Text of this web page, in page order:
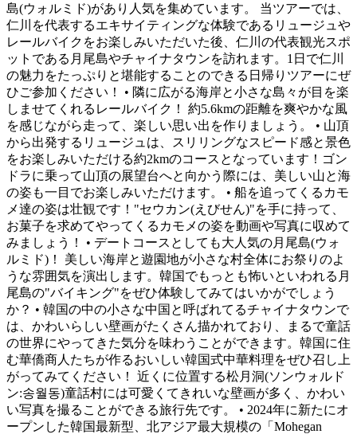
島(ウォルミド)があり人気を集めています。 当ツアーでは、
仁川を代表するエキサイティングな体験であるリュージュや
レールバイクをお楽しみいただいた後、仁川の代表観光スポ
ットである月尾島やチャイナタウンを訪れます。1日で仁川
の魅力をたっぷりと堪能することのできる日帰りツアーにぜ
ひご参加ください！ • 隣に広がる海岸と小さな島々が目を楽
しませてくれるレールバイク！ 約5.6kmの距離を爽やかな風
を感じながら走って、楽しい思い出を作りましょう。 • 山頂
から出発するリュージュは、スリリングなスピード感と景色
をお楽しみいただける約2kmのコースとなっています！ゴン
ドラに乗って山頂の展望台へと向かう際には、美しい山と海
の姿も一目でお楽しみいただけます。 • 船を追ってくるカモ
メ達の姿は壮観です！"セウカン(えびせん)"を手に持って、
お菓子を求めてやってくるカモメの姿を動画や写真に収めて
みましょう！ • デートコースとしても大人気の月尾島(ウォ
ルミド)！ 美しい海岸と遊園地が小さな村全体にお祭りのよ
うな雰囲気を演出します。韓国でもっとも怖いといわれる月
尾島の"バイキング"をぜひ体験してみてはいかがでしょう
か？ • 韓国の中の小さな中国と呼ばれてるチャイナタウンで
は、かわいらしい壁画がたくさん描かれており、まるで童話
の世界にやってきた気分を味わうことができます。韓国に住
む華僑商人たちが作るおいしい韓国式中華料理をぜひ召し上
がってみてください！ 近くに位置する松月洞(ソンウォルド
ン:송월동)童話村には可愛くてきれいな壁画が多く、かわい
い写真を撮ることができる旅行先です。 • 2024年に新たにオ
ープンした韓国最新型、北アジア最大規模の「Mohegan